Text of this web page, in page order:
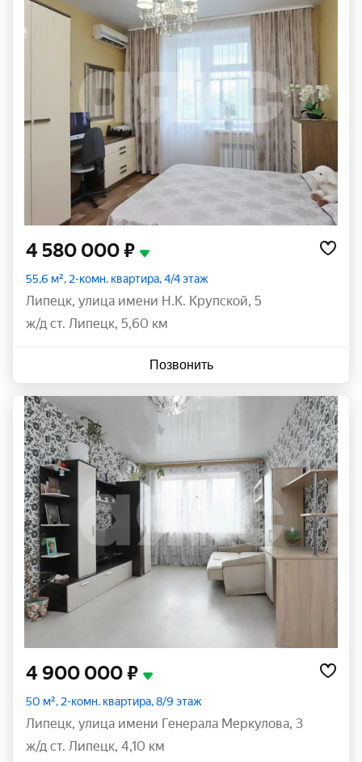
4 580 000 ₽
55,6 м², 2-комн. квартира, 4/4 этаж
Липецк, улица имени Н.К. Крупской, 5
ж/д ст. Липецк, 5,60 км
Позвонить
4 900 000 ₽
50 м², 2-комн. квартира, 8/9 этаж
Липецк, улица имени Генерала Меркулова, 3
ж/д ст. Липецк, 4,10 км